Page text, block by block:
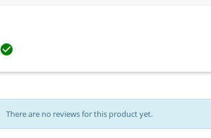

There are no reviews for this product yet.